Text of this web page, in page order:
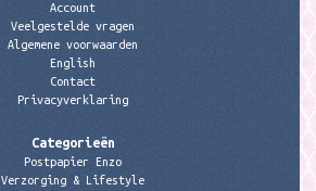
Account
Veelgestelde vragen
Algemene voorwaarden
English
Contact
Privacyverklaring
Categorieën
Postpapier Enzo
Verzorging & Lifestyle